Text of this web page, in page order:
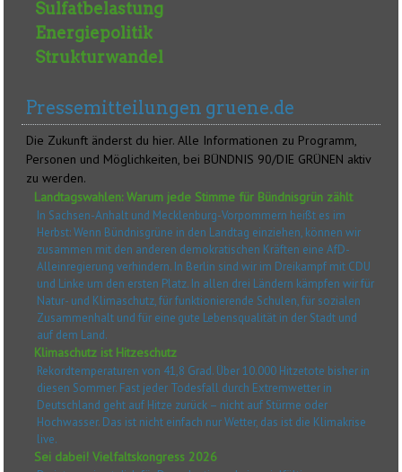
Sulfatbelastung
Energiepolitik
Strukturwandel
Pressemitteilungen gruene.de
Die Zukunft änderst du hier. Alle Informationen zu Programm,
Personen und Möglichkeiten, bei BÜNDNIS 90/DIE GRÜNEN aktiv
zu werden.
Landtagswahlen: Warum jede Stimme für Bündnisgrün zählt
In Sachsen-Anhalt und Mecklenburg-Vorpommern heißt es im
Herbst: Wenn Bündnisgrüne in den Landtag einziehen, können wir
zusammen mit den anderen demokratischen Kräften eine AfD-
Alleinregierung verhindern. In Berlin sind wir im Dreikampf mit CDU
und Linke um den ersten Platz. In allen drei Ländern kämpfen wir für
Natur- und Klimaschutz, für funktionierende Schulen, für sozialen
Zusammenhalt und für eine gute Lebensqualität in der Stadt und
auf dem Land.
Klimaschutz ist Hitzeschutz
Rekordtemperaturen von 41,8 Grad. Über 10.000 Hitzetote bisher in
diesen Sommer. Fast jeder Todesfall durch Extremwetter in
Deutschland geht auf Hitze zurück – nicht auf Stürme oder
Hochwasser. Das ist nicht einfach nur Wetter, das ist die Klimakrise
live.
Sei dabei! Vielfaltskongress 2026